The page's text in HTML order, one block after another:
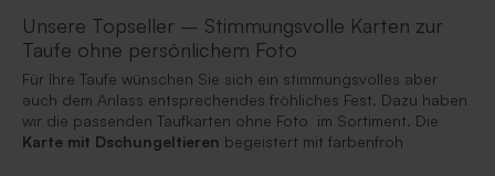
Unsere Topseller – Stimmungsvolle Karten zur
Taufe ohne persönlichem Foto
Für Ihre Taufe wünschen Sie sich ein stimmungsvolles aber
auch dem Anlass entsprechendes fröhliches Fest. Dazu haben
wir die passenden Taufkarten ohne Foto im Sortiment. Die
Karte mit Dschungeltieren begeistert mit farbenfroh